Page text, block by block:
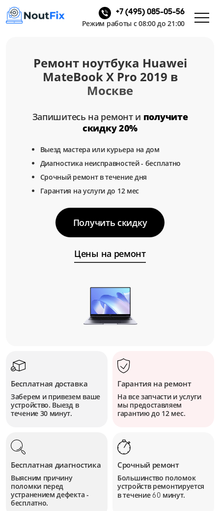
+7 (495) 085-05-56
Режим работы с 08:00 до 21:00
Ремонт ноутбука Huawei
MateBook X Pro 2019 в
Москве
Запишитесь на ремонт и получите
скидку 20%
Выезд мастера или курьера на дом
Диагностика неисправностей - бесплатно
Срочный ремонт в течение дня
Гарантия на услуги до 12 мес
Получить скидку
Цены на ремонт
Бесплатная доставка
Заберем и привезем ваше
устройство. Выезд в
течение 30 минут.
Гарантия на ремонт
На все запчасти и услуги
мы предоставляем
гарантию до 12 мес.
Бесплатная диагностика
Выясним причину
поломки перед
устранением дефекта -
бесплатно.
Срочный ремонт
Большинство поломок
устройств ремонтируется
в течение60 минут.